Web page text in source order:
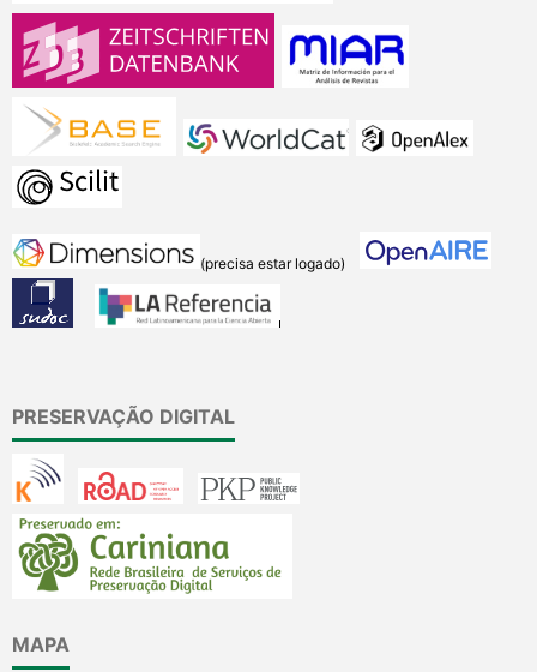
(precisa estar logado)
PRESERVAÇÃO DIGITAL
MAPA